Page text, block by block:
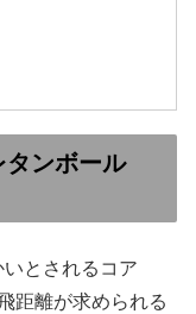
タンボール
とされるコア
距離が求められる